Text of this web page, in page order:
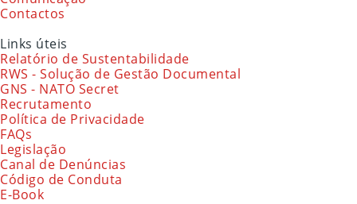
Contactos
Links úteis
Relatório de Sustentabilidade
RWS - Solução de Gestão Documental
GNS - NATO Secret
Recrutamento
Política de Privacidade
FAQs
Legislação
Canal de Denúncias
Código de Conduta
E-Book